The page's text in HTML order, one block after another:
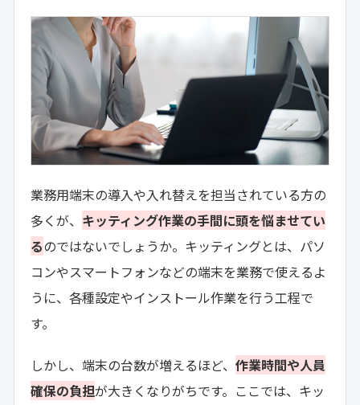
業務用端末の導入や入れ替えを担当されている方の
多くが、 キッティング作業の手間に頭を悩ませてい
るのではないでしょうか。キッティングとは、パソ
コンやスマートフォンなどの端末を業務で使えるよ
うに、各種設定やインストール作業を行う工程で
す。
しかし、端末の台数が増えるほど、 作業時間や人員
確保の負担が大きくなりがちです。ここでは、キッ